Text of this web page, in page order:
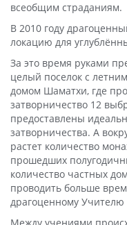
всеобщим страданиям.
В 2010 году
локацию для
За это время руками
целый поселок с
домом Шаматхи, где
затворничество 12
предоставлены
затворничества. А
растет количество
прошедших
количество частных
проводить больше
драгоценному Учителю